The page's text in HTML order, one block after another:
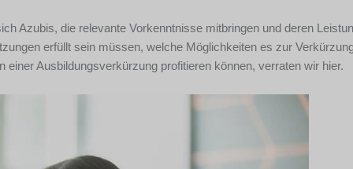
Azubis, die relevante Vorkenntnisse mitbringen und deren
erfüllt sein müssen, welche Möglichkeiten es zur
Ausbildungsverkürzung profitieren können, verraten wir hier.